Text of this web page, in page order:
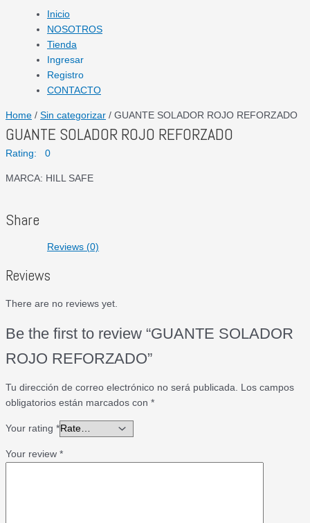
Inicio
NOSOTROS
Tienda
Ingresar
Registro
CONTACTO
Home / Sin categorizar / GUANTE SOLADOR ROJO REFORZADO
GUANTE SOLADOR ROJO REFORZADO
Rating: 0
MARCA: HILL SAFE
Share
Reviews (0)
Reviews
There are no reviews yet.
Be the first to review “GUANTE SOLADOR
ROJO REFORZADO”
Tu dirección de correo electrónico no será publicada. Los campos
obligatorios están marcados con *
Your rating *
Your review *